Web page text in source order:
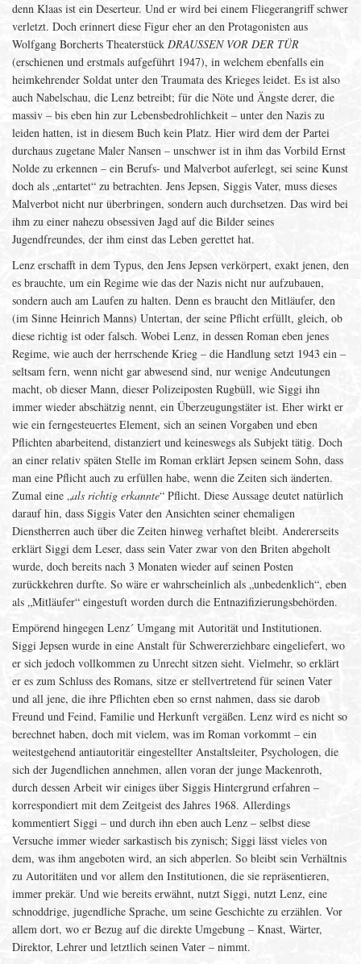
denn Klaas ist ein Deserteur. Und er wird bei einem Fliegerangriff schwer
verletzt. Doch erinnert diese Figur eher an den Protagonisten aus
Wolfgang Borcherts Theaterstück DRAUSSEN VOR DER TÜR
(erschienen und erstmals aufgeführt 1947), in welchem ebenfalls ein
heimkehrender Soldat unter den Traumata des Krieges leidet. Es ist also
auch Nabelschau, die Lenz betreibt; für die Nöte und Ängste derer, die
massiv – bis eben hin zur Lebensbedrohlichkeit – unter den Nazis zu
leiden hatten, ist in diesem Buch kein Platz. Hier wird dem der Partei
durchaus zugetane Maler Nansen – unschwer ist in ihm das Vorbild Ernst
Nolde zu erkennen – ein Berufs- und Malverbot auferlegt, sei seine Kunst
doch als „entartet“ zu betrachten. Jens Jepsen, Siggis Vater, muss dieses
Malverbot nicht nur überbringen, sondern auch durchsetzen. Das wird bei
ihm zu einer nahezu obsessiven Jagd auf die Bilder seines
Jugendfreundes, der ihm einst das Leben gerettet hat.
Lenz erschafft in dem Typus, den Jens Jepsen verkörpert, exakt jenen, den
es brauchte, um ein Regime wie das der Nazis nicht nur aufzubauen,
sondern auch am Laufen zu halten. Denn es braucht den Mitläufer, den
(im Sinne Heinrich Manns) Untertan, der seine Pflicht erfüllt, gleich, ob
diese richtig ist oder falsch. Wobei Lenz, in dessen Roman eben jenes
Regime, wie auch der herrschende Krieg – die Handlung setzt 1943 ein –
seltsam fern, wenn nicht gar abwesend sind, nur wenige Andeutungen
macht, ob dieser Mann, dieser Polizeiposten Rugbüll, wie Siggi ihn
immer wieder abschätzig nennt, ein Überzeugungstäter ist. Eher wirkt er
wie ein ferngesteuertes Element, sich an seinen Vorgaben und eben
Pflichten abarbeitend, distanziert und keineswegs als Subjekt tätig. Doch
an einer relativ späten Stelle im Roman erklärt Jepsen seinem Sohn, dass
man eine Pflicht auch zu erfüllen habe, wenn die Zeiten sich änderten.
Zumal eine „als richtig erkannte“ Pflicht. Diese Aussage deutet natürlich
darauf hin, dass Siggis Vater den Ansichten seiner ehemaligen
Dienstherren auch über die Zeiten hinweg verhaftet bleibt. Andererseits
erklärt Siggi dem Leser, dass sein Vater zwar von den Briten abgeholt
wurde, doch bereits nach 3 Monaten wieder auf seinen Posten
zurückkehren durfte. So wäre er wahrscheinlich als „unbedenklich“, eben
als „Mitläufer“ eingestuft worden durch die Entnazifizierungsbehörden.
Empörend hingegen Lenz´ Umgang mit Autorität und Institutionen.
Siggi Jepsen wurde in eine Anstalt für Schwererziehbare eingeliefert, wo
er sich jedoch vollkommen zu Unrecht sitzen sieht. Vielmehr, so erklärt
er es zum Schluss des Romans, sitze er stellvertretend für seinen Vater
und all jene, die ihre Pflichten eben so ernst nahmen, dass sie darob
Freund und Feind, Familie und Herkunft vergäßen. Lenz wird es nicht so
berechnet haben, doch mit vielem, was im Roman vorkommt – ein
weitestgehend antiautoritär eingestellter Anstaltsleiter, Psychologen, die
sich der Jugendlichen annehmen, allen voran der junge Mackenroth,
durch dessen Arbeit wir einiges über Siggis Hintergrund erfahren –
korrespondiert mit dem Zeitgeist des Jahres 1968. Allerdings
kommentiert Siggi – und durch ihn eben auch Lenz – selbst diese
Versuche immer wieder sarkastisch bis zynisch; Siggi lässt vieles von
dem, was ihm angeboten wird, an sich abperlen. So bleibt sein Verhältnis
zu Autoritäten und vor allem den Institutionen, die sie repräsentieren,
immer prekär. Und wie bereits erwähnt, nutzt Siggi, nutzt Lenz, eine
schnoddrige, jugendliche Sprache, um seine Geschichte zu erzählen. Vor
allem dort, wo er Bezug auf die direkte Umgebung – Knast, Wärter,
Direktor, Lehrer und letztlich seinen Vater – nimmt.